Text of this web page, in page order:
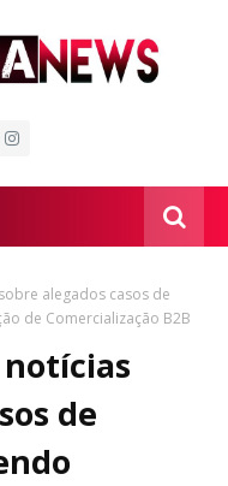
alegados casos de
de Comercialização B2B
de